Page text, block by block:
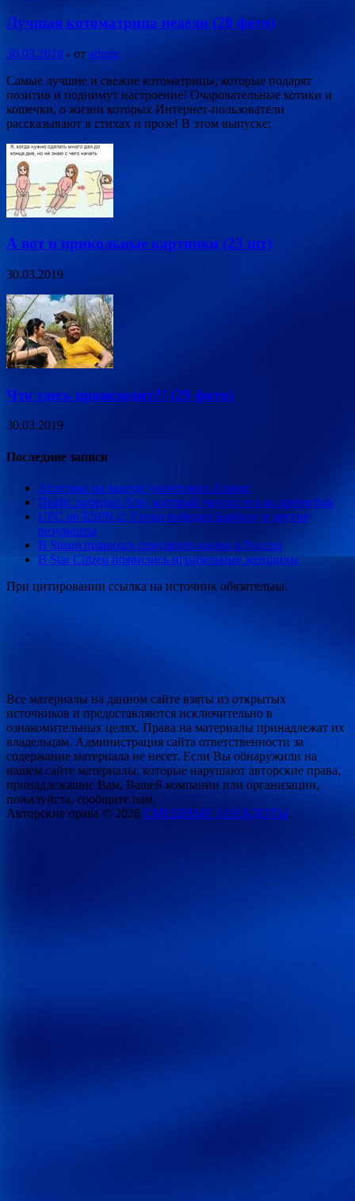
Лучшая котоматрица недели (28 фото)
30.03.2019 - от admin
Самые лучшие и свежие котоматрицы, которые подарят
позитив и поднимут настроение! Очаровательные котики и
кошечки, о жизни которых Интернет-пользователи
рассказывают в стихах и прозе! В этом выпуске:
А вот и прикольные картинки (23 шт)
30.03.2019
Что здесь происходит?! (29 фото)
30.03.2019
Последние записи
Атлетико на выезде уничтожил Алавес
Прайс победил Али, который укусил его во время боя
UFC on ESPN 2: Гэтжи победил Барбозу и другие
результаты
В Steam появился симулятор жизни в России
В Star Citizen появились играбельные женщины
При цитировании ссылка на источник обязательна.
Все материалы на данном сайте взяты из открытых
источников и предоставляются исключительно в
ознакомительных целях. Права на материалы принадлежат их
владельцам. Администрация сайта ответственности за
содержание материала не несет. Если Вы обнаружили на
нашем сайте материалы, которые нарушают авторские права,
принадлежащие Вам, Вашей компании или организации,
пожалуйста, сообщите нам.
Авторские права © 2026 СМЕШНЫЕ АНЕКДОТЫ.